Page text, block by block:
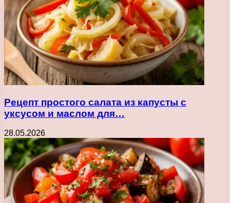
Рецепт простого салата из капусты с
уксусом и маслом для…
28.05.2026